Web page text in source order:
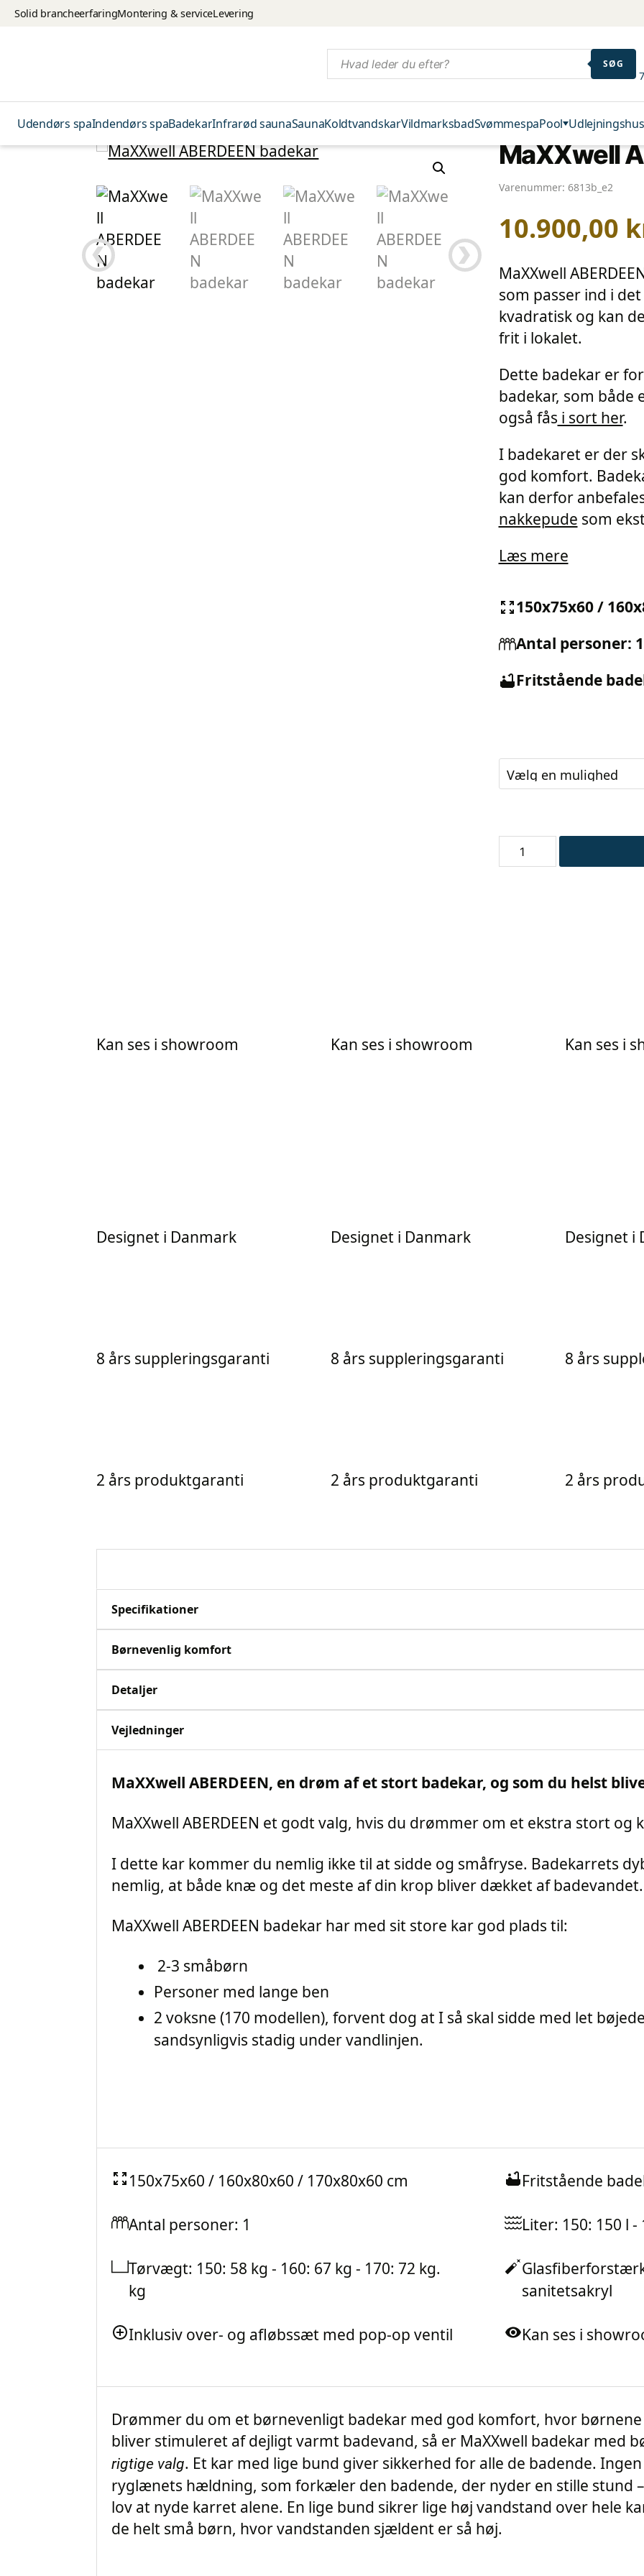
Solid brancheerfaringMontering & serviceLevering
SØG
Udendørs spaIndendørs spaBadekarInfrarød saunaSaunaKoldtvandskarVildmarksbadSvømmespaPool
MaXXwell
Varenummer: 6813b_e2
10.900,00
MaXXwell
som passer ind i
kvadratisk og kan
frit i lokalet.
Dette badekar er
badekar, som både
også fås i sort her.
I badekaret er der
god komfort.
kan derfor
nakkepude som
Læs mere
150x75x60 /
Antal personer: 1
Fritstående
MaXXwell
ABERDEEN
Kan ses i showroom
Designet i Danmark
8 års suppleringsgaranti
2 års produktgaranti
Kan ses i showroom
Designet i Danmark
8 års suppleringsgaranti
2 års produktgaranti
Kan ses i
Designet i
8 års
2 års
Specifikationer
Børnevenlig komfort
Detaljer
Vejledninger
MaXXwell ABERDEEN, en drøm af et stort badekar, og som du helst
MaXXwell ABERDEEN et godt valg, hvis du drømmer om et ekstra stort og
I dette kar kommer du nemlig ikke til at sidde og småfryse. Badekarrets
nemlig, at både knæ og det meste af din krop bliver dækket af badevandet.
MaXXwell ABERDEEN badekar har med sit store kar god plads til:
2-3 småbørn
Personer med lange ben
2 voksne (170 modellen), forvent dog at I så skal sidde med let
sandsynligvis stadig under vandlinjen.
150x75x60 / 160x80x60 / 170x80x60 cm Fritstående
Antal personer: 1 Liter: 150: 150 l -
Tørvægt: 150: 58 kg - 160: 67 kg - 170: 72 kg.
kg
sanitetsakryl
Inklusiv over- og afløbssæt med pop-op ventil Kan ses i
Drømmer du om et børnevenligt badekar med god komfort, hvor børnene
bliver stimuleret af dejligt varmt badevand, så er MaXXwell badekar med
rigtige valg. Et kar med lige bund giver sikkerhed for alle de badende.
ryglænets hældning, som forkæler den badende, der nyder en stille stund
lov at nyde karret alene. En lige bund sikrer lige høj vandstand over hele
de helt små børn, hvor vandstanden sjældent er så høj.